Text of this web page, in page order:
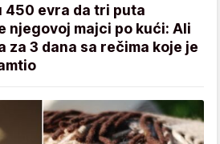
450 evra da tri puta
njegovoj majci po kući: Ali
za 3 dana sa rečima koje je